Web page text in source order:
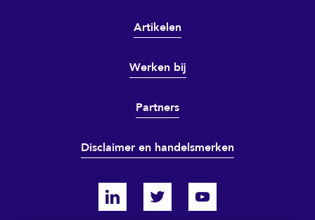
Artikelen
Werken bij
Partners
Disclaimer en handelsmerken